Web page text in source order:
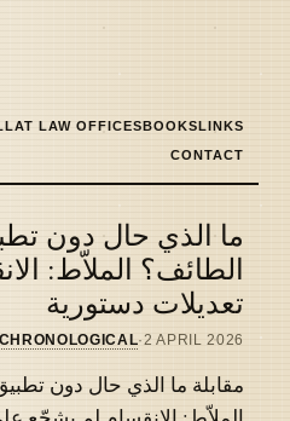
LAW OFFICESBOOKSLINKS
CONTACT
ما الذي حال دون
الطائف؟ الملاّط:
تعديلات دستورية
2 APRIL 2026
·
CHRONOLOGICAL
مقابلة ما الذي حال دون